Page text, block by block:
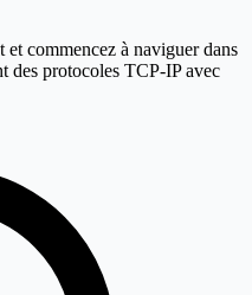
et commencez à naviguer dans
des protocoles TCP-IP avec